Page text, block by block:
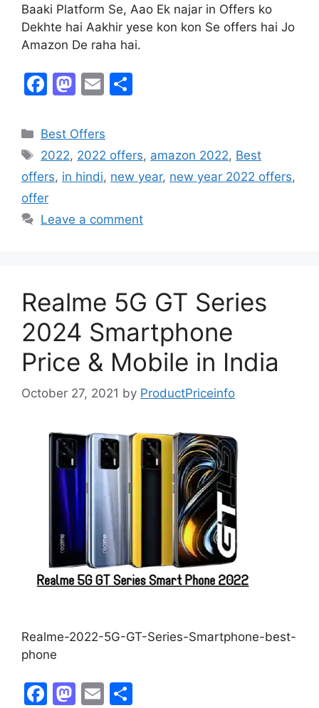
Baaki Platform Se, Aao Ek najar in Offers ko
Dekhte hai Aakhir yese kon kon Se offers hai Jo
Amazon De raha hai.
F
c
e
b
o
o
M
st
o
d
n
E
ai
l
e
Best Offers
2022, 2022 offers, amazon 2022, Best
offers, in hindi, new year, new year 2022 offers,
offer
Leave a comment
Realme 5G GT Series
2024 Smartphone
Price & Mobile in India
October 27, 2021 by ProductPriceinfo
Realme-2022-5G-GT-Series-Smartphone-best-
phone
F
M E